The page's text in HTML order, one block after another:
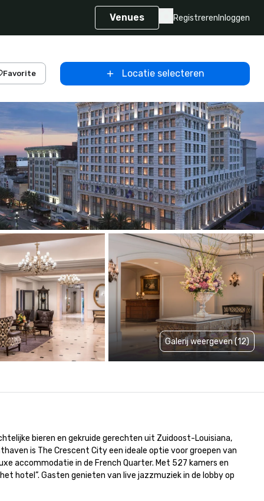
Venues Registreren Inloggen
Favorite Locatie selecteren
Galerij weergeven (12)
bieren en gekruide gerechten uit Zuidoost-Louisiana,
is The Crescent City een ideale optie voor groepen van
accommodatie in de French Quarter. Met 527 kamers en
hotel”. Gasten genieten van live jazzmuziek in de lobby op